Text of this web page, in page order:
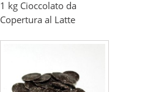
1 kg Cioccolato da
Copertura al Latte